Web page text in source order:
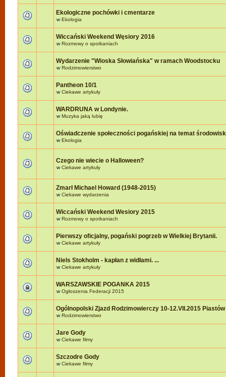
Ekologiczne pochówki i cmentarze
wEkologia
Wiccański Weekend Węsiory 2016
wRozmowy o spotkaniach
Wydarzenie "Wioska Słowiańska" w ramach Woodstocku
wRodzimowierstwo
Pantheon 10/1
wCiekawe artykuły
WARDRUNA w Londynie.
wMuzyka jaką lubię
Oświadczenie społeczności pogańskiej na temat
wEkologia
Czego nie wiecie o Halloween?
wCiekawe artykuły
Zmarł Michael Howard (1948-2015)
wCiekawe wydarzenia
Wiccański Weekend Wesiory 2015
wRozmowy o spotkaniach
Pierwszy oficjalny, pogański pogrzeb w Wielkiej Brytanii.
wCiekawe artykuły
Niels Stokholm - kapłan z widłami. ...
wCiekawe artykuły
WARSZAWSKIE POGANKA 2015
wOgłoszenia Federacji 2015
Ogólnopolski Zjazd Rodzimowierczy 10-12.VII.2015 Piastów
wRodzimowierstwo
Jare Gody
wCiekawe filmy
Szczodre Gody
wCiekawe filmy